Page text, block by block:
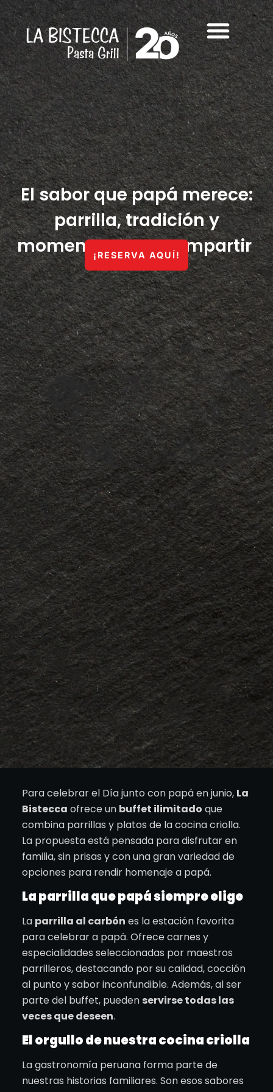
¡RESERVA AQUÍ!
El sabor que papá merece:
parrilla, tradición y
momentos para compartir
Para celebrar el Día junto con papá en junio, La
Bistecca ofrece un buffet ilimitado que
combina parrillas y platos de la cocina criolla.
La propuesta está pensada para disfrutar en
familia, sin prisas y con una gran variedad de
opciones para rendir homenaje a papá.
La parrilla que papá siempre elige
La parrilla al carbón es la estación favorita
para celebrar a papá. Ofrece carnes y
especialidades seleccionadas por maestros
parrilleros, destacando por su calidad, cocción
al punto y sabor inconfundible. Además, al ser
parte del buffet, pueden servirse todas las
veces que deseen.
El orgullo de nuestra cocina criolla
La gastronomía peruana forma parte de
nuestras historias familiares. Son esos sabores